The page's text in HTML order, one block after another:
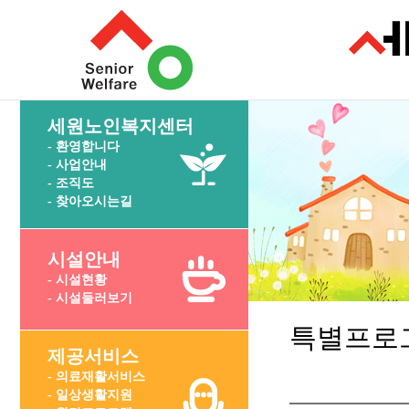
세원노인복지센터
- 환영합니다
- 사업안내
- 조직도
- 찾아오시는길
시설안내
- 시설현황
- 시설둘러보기
제공서비스
- 의료재활서비스
- 일상생활지원
특별프로